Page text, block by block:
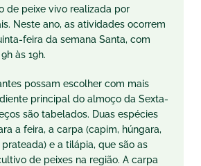
de peixe vivo realizada por
Neste ano, as atividades ocorrem
feira da semana Santa, com
às 19h.
possam escolher com mais
principal do almoço da Sexta-
são tabelados. Duas espécies
a feira, a carpa (capim, húngara,
e a tilápia, que são as
de peixes na região. A carpa